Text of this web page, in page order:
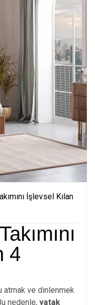
İşlevsel Kılan
4
atmak ve dinlenmek
nedenle, yatak